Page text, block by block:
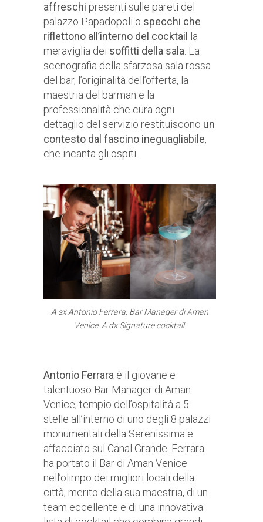
affreschi presenti sulle pareti del
palazzo Papadopoli o specchi che
riflettono all’interno del cocktail
la
meraviglia dei soffitti della sala. La
scenografia della sfarzosa sala rossa
del bar, l’originalità dell’offerta, la
maestria del barman e la
professionalità che cura ogni
dettaglio del servizio restituiscono un
contesto dal fascino ineguagliabile,
che incanta gli ospiti.
A sx Antonio Ferrara, Bar Manager di Aman
Venice. A dx Signature cocktail.
Antonio Ferrara è il giovane e
talentuoso Bar Manager di Aman
Venice, tempio dell’ospitalità a 5
stelle all’interno di uno degli 8 palazzi
monumentali della Serenissima e
affacciato sul Canal Grande. Ferrara
ha portato il Bar di Aman Venice
nell’olimpo dei migliori locali della
città; merito della sua maestria, di un
team eccellente e di una innovativa